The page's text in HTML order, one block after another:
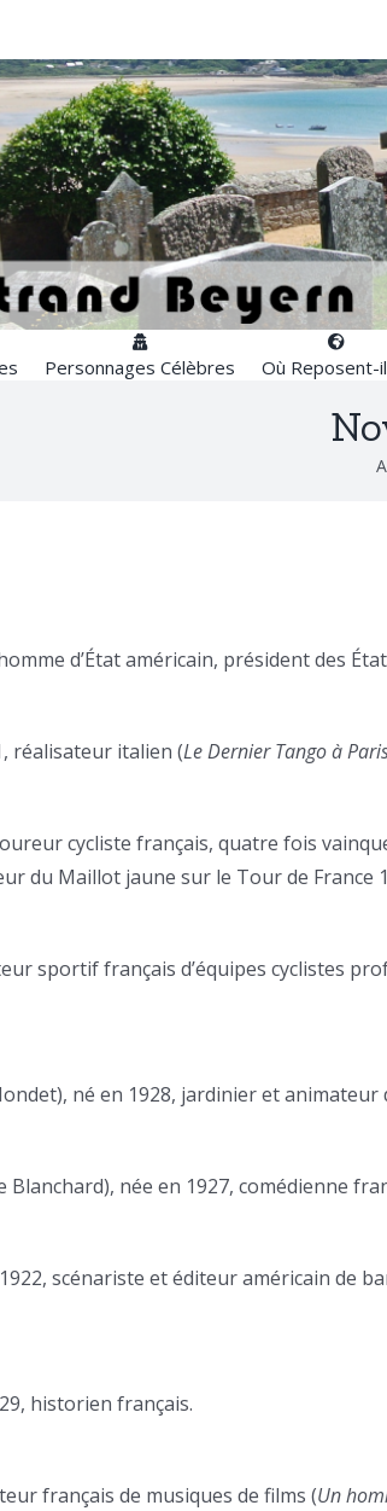
Personnages Célèbres Où Reposent-
d’État américain, président des
réalisateur italien (Le Dernier Tango à
cycliste français, quatre fois
du Maillot jaune sur le Tour de France
sportif français d’équipes cyclistes
né en 1928, jardinier et animateur
Blanchard), née en 1927, comédienne
scénariste et éditeur américain de
historien français.
français de musiques de films (Un